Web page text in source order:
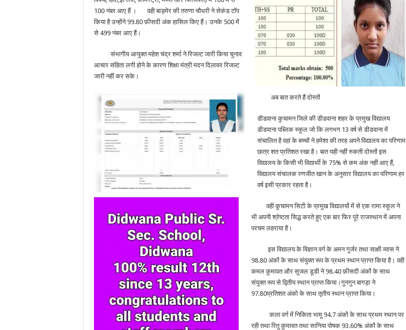
100 नंबर आए हैं । वही बाड़मेर कीतरुणा चौधरी ने सेकंड टॉप
किया है उन्होंने 99.80 फ़ीसदी अंक हासिल किए हैं। उनके 500 में
से 499 नंबर आए हैं।
संभागीय आयुक्त महेश चंद्र शर्मा ने रिजल्ट जारी किया चुनाव
आचार संहिता लगी होने के कारण शिक्षा मंत्री मदन दिलावर रिजल्ट
जारी नहीं कर सके।
अब बात करते हैं दोस्तों
डीडवाना कुचामन जिले की डीडवाना शहर के प्रमुख विद्यालय
डीडवाना पब्लिक स्कूल जो कि लगभग 13 वर्ष से डीडवाना में
संचालित है वहां के बच्चों ने हमेशा की तरह अपने विद्यालय का परिणाम
छात्र शत प्रतिशत रखा है। बात यही नहीं रुकती दोस्तों इस
विद्यालय के किसी भी विद्यार्थी के 75% से कम अंक नहीं आए हैं,
विद्यालय संचालक रणजीत खान के अनुसार विद्यालय का परिणाम हर
वर्ष इसी प्रकार रहता है।
वही कुचामन सिटी के प्रमुख विद्यालयों में से एक रामा स्कूल ने
भी अपनी श्रेष्टता सिद्ध करते हुए एक बार फिर पूरे राजस्थान में अपना
परचम लहराया है।
इस विद्यालय के विज्ञान वर्ग के अमन गुर्जर तथा साक्षी व्यास ने
98.80 अंकों के साथ संयुक्त रूप के प्रथम स्थान प्राप्त किया है। वही
कमल कुमावत और सुजल डूडी ने 98.40 फ़ीसदी अंकों के साथ
संयुक्त रूप से द्वितीय स्थान प्राप्त किया।गुनगुन बागड़ा ने
97.80प्रतिशत अंको के साथ तृतीय स्थान प्राप्त किया।
कला वर्ग में निकिता भामू 94.7 अंकों के साथ प्रथम स्थान पर
रही तथा रितु कुमावत तथा सानिया पोषक 93.60% अंकों के साथ